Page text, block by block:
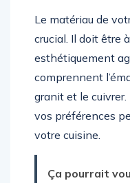
Le matériau de
crucial. Il doit être
esthétiquement
comprennent
granit et le
vos préférences
votre cuisine.
Ça pourrait